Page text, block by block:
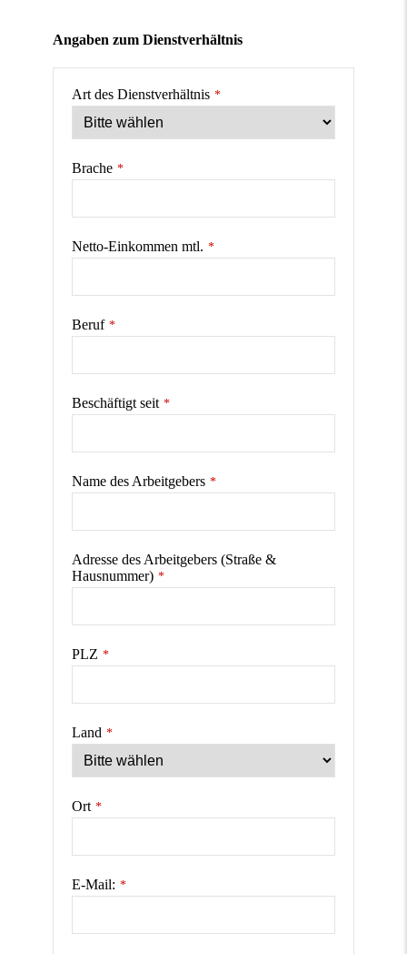
Angaben zum Dienstverhältnis
Art des Dienstverhältnis *
Brache *
Netto-Einkommen mtl. *
Beruf *
Beschäftigt seit *
Name des Arbeitgebers *
Adresse des Arbeitgebers (Straße &
Hausnummer) *
PLZ *
Land *
Ort *
E-Mail: *